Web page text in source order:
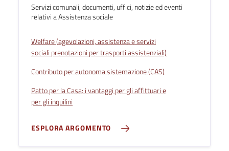
Servizi comunali, documenti, uffici, notizie ed eventi
relativi a Assistenza sociale
Welfare (agevolazioni, assistenza e servizi
sociali prenotazioni per trasporti assistenziali)
Contributo per autonoma sistemazione (CAS)
Patto per la Casa: i vantaggi per gli affittuari e
per gli inquilini
ESPLORA ARGOMENTO